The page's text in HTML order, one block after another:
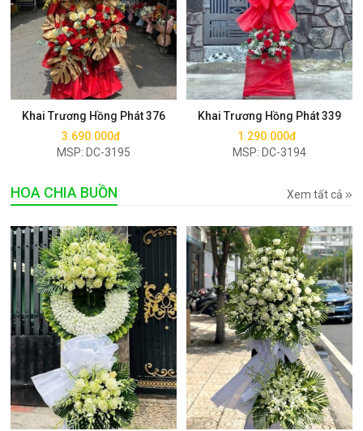
Khai Trương Hồng Phát 376
3.690.000đ
MSP: DC-3195
Mua ngay
Khai Trương Hồng Phát 339
1.290.000đ
MSP: DC-3194
Mua ngay
HOA CHIA BUỒN Xem tất cả
Mua ngay Mua ngay